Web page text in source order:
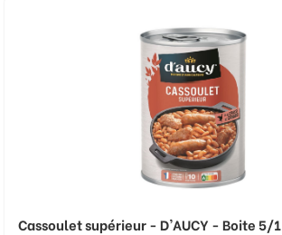
Cassoulet supérieur - D'AUCY - Boite 5/1